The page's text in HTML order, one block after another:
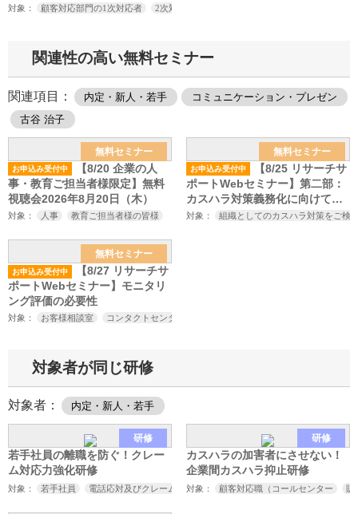
対象： 顧客対応部門の1次対応者 2次対応者の皆様
関連性の高い無料セミナー
関連項目： 内定・新人・若手
コミュニケーション・プレゼン
古谷 治子
無料セミナー
お申込み受付中
【8/20 企業の人
事・教育ご担当者様限定】無料
視聴会2026年8月20日（木）
対象： 人事 教育ご担当者様の皆様
無料セミナー
お申込み受付中
【8/25 リサーチサ
ポートWebセミナー】第二部：
カスハラ対策義務化に向けてや
っておくべきこと～厚生労働省
対象： 組織としてのカスハラ対策をご検
無料セミナー
お申込み受付中
【8/27 リサーチサ
ポートWebセミナー】モニタリ
ング評価の必要性
対象： お客様相談室 コンタクトセンター
対象者が同じ研修
対象者： 内定・新人・若手
研修
若手社員の離職を防ぐ！クレー
ム対応力強化研修
対象： 若手社員 電話応対及びクレーム対応担当者
研修
カスハラの加害者にさせない！
企業間カスハラ抑止研修
対象： 顧客対応職（コールセンター 販